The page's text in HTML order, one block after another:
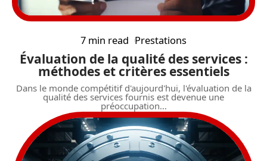
7 min read Prestations
Évaluation de la qualité des services :
méthodes et critères essentiels
Dans le monde compétitif d'aujourd'hui, l'évaluation de la
qualité des services fournis est devenue une
préoccupation…